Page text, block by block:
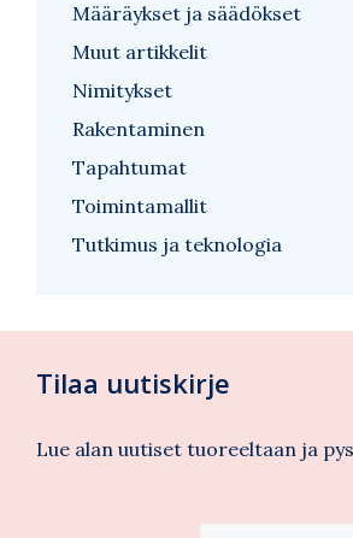
Määräykset ja säädökset
Muut artikkelit
Nimitykset
Rakentaminen
Tapahtumat
Toimintamallit
Tutkimus ja teknologia
Tilaa uutiskirje
Lue alan uutiset tuoreeltaan ja